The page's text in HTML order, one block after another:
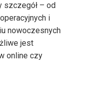
szczegół – od
i
nowoczesnych
jest
online czy